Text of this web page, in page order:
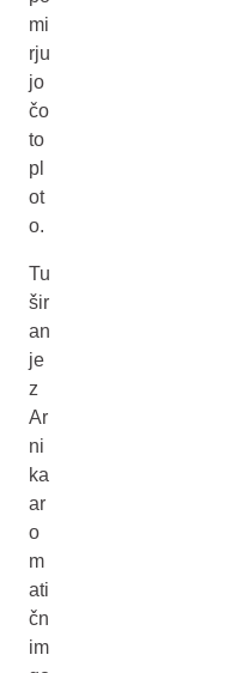
mi
rju
jo
čo
to
pl
ot
o.
Tu
šir
an
je
z
Ar
ni
ka
ar
o
m
ati
čn
im